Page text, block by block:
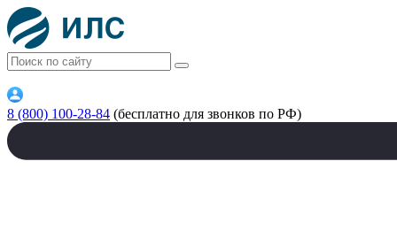
8 (800) 100-28-84 (бесплатно для звонков по РФ)